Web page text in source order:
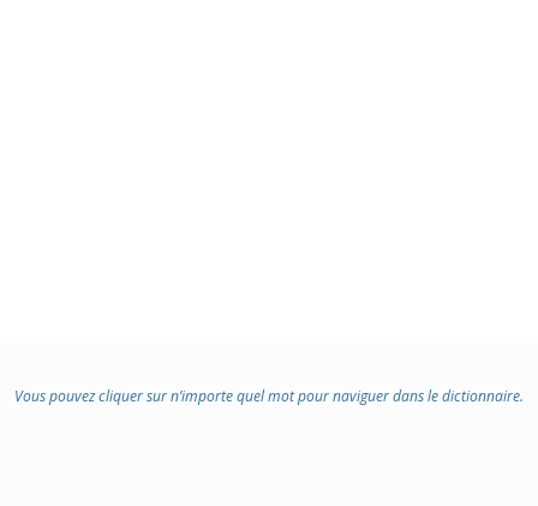
Vous pouvez cliquer sur n’importe quel mot pour naviguer dans le dictionnaire.